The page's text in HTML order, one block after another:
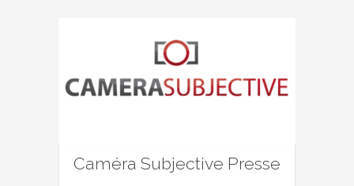
Caméra Subjective Presse